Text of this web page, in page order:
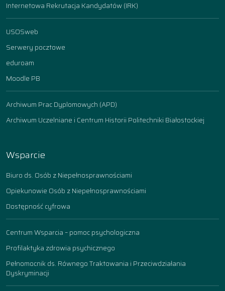
Internetowa Rekrutacja Kandydatów (IRK)
USOSweb
Serwery pocztowe
eduroam
Moodle PB
Archiwum Prac Dyplomowych (APD)
Archiwum Uczelniane i Centrum Historii Politechniki Białostockiej
Wsparcie
Biuro ds. Osób z Niepełnosprawnościami
Opiekunowie Osób z Niepełnosprawnościami
Dostępność cyfrowa
Centrum Wsparcia – pomoc psychologiczna
Profilaktyka zdrowia psychicznego
Pełnomocnik ds. Równego Traktowania i Przeciwdziałania
Dyskryminacji